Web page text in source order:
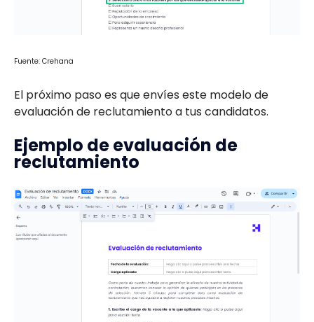
Fuente: Crehana
El próximo paso es que envíes este modelo de
evaluación de reclutamiento a tus candidatos.
Ejemplo de evaluación de
reclutamiento